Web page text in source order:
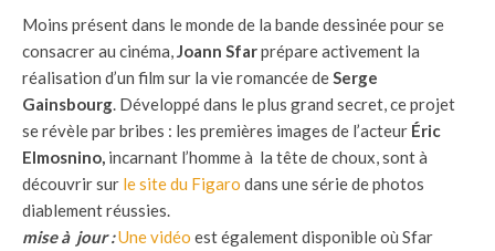
Moins présent dans le monde de la bande dessinée pour se
consacrer au cinéma,Joann Sfarprépare activement la
réalisation d’un film sur la vie romancée deSerge
Gainsbourg. Développé dans le plus grand secret, ce projet
se révèle par bribes : les premières images de l’acteur Éric
Elmosnino, incarnant l’homme à la tête de choux, sont à
découvrir sur le site du Figaro dans une série de photos
diablement réussies.
mise à jour :Une vidéo est également disponible où Sfar